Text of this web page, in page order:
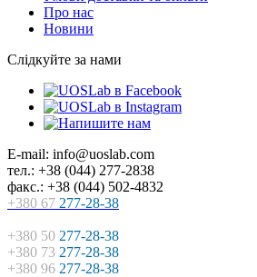
Про нас
Новини
Слідкуйте за нами
E-mail: info@uoslab.com
тел.: +38 (044) 277-2838
факс.: +38 (044) 502-4832
+380 67 277-28-38
+380 50 277-28-38
+380 73 277-28-38
+380 96 277-28-38